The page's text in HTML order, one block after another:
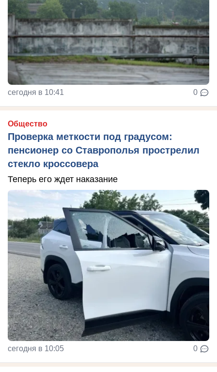
сегодня в 10:41 0
Общество
Проверка меткости под градусом:
пенсионер со Ставрополья прострелил
стекло кроссовера
Теперь его ждет наказание
сегодня в 10:05 0